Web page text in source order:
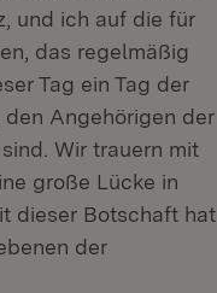
und ich auf die für
das regelmäßig
Tag ein Tag der
Angehörigen der
Wir trauern mit
große Lücke in
dieser Botschaft hat
der